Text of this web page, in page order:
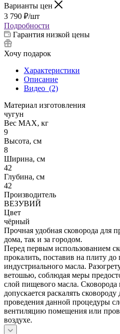
Варианты цен
3 790 ₽/шт
Подробности
Гарантия низкой цены
Хочу подарок
Характеристики
Описание
Видео (2)
Материал изготовления
чугун
Вес МАХ, кг
9
Высота, см
8
Ширина, см
42
Глубина, см
42
Производитель
ВЕЗУВИЙ
Цвет
чёрный
Прочная удобная сковорода для
дома, так и за городом.
Перед первым использованием
прокалить, поставив на плиту
индустриального масла.
ветошью, соблюдая меры
слой пищевого масла. Сковорода
допускается раскалять
проведения данной процедуры
вентиляцию помещения или
воздухе.